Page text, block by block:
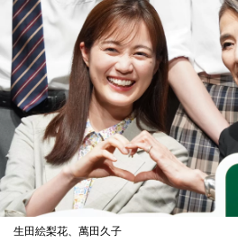
生田絵梨花、萬田久子